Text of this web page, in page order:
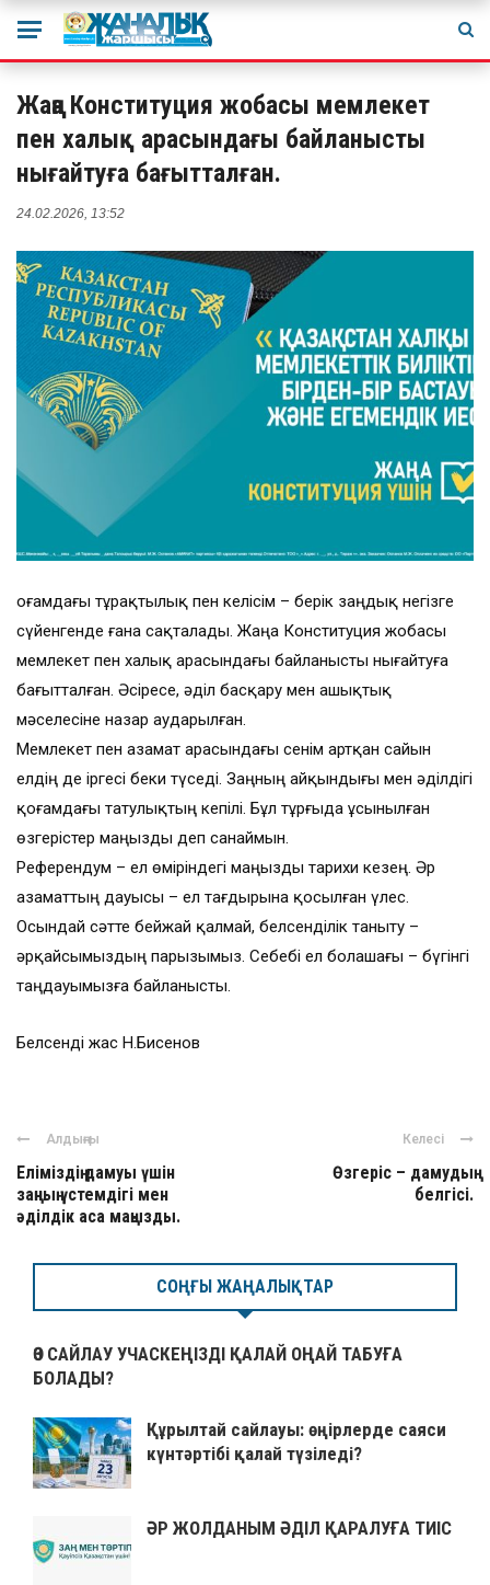
Жаңа Конституция жобасы мемлекет
пен халық арасындағы байланысты
нығайтуға бағытталған.
24.02.2026, 13:52
Қоғамдағы тұрақтылық пен келісім – берік заңдық негізге
сүйенгенде ғана сақталады. Жаңа Конституция жобасы
мемлекет пен халық арасындағы байланысты нығайтуға
бағытталған. Әсіресе, әділ басқару мен ашықтық
мәселесіне назар аударылған.
Мемлекет пен азамат арасындағы сенім артқан сайын
елдің де іргесі беки түседі. Заңның айқындығы мен әділдігі
қоғамдағы татулықтың кепілі. Бұл тұрғыда ұсынылған
өзгерістер маңызды деп санаймын.
Референдум – ел өміріндегі маңызды тарихи кезең. Әр
азаматтың дауысы – ел тағдырына қосылған үлес.
Осындай сәтте бейжай қалмай, белсенділік таныту –
әрқайсымыздың парызымыз. Себебі ел болашағы – бүгінгі
таңдауымызға байланысты.
Белсенді жас Н.Бисенов
Алдыңғы
Еліміздің дамуы үшін
заңның үстемдігі мен
әділдік аса маңызды.
Келесі
Өзгеріс – дамудың
белгісі.
СОҢҒЫ ЖАҢАЛЫҚТАР
ӨЗ САЙЛАУ УЧАСКЕҢІЗДІ ҚАЛАЙ ОҢАЙ ТАБУҒА
БОЛАДЫ?
Құрылтай сайлауы: өңірлерде саяси
күнтәртібі қалай түзіледі?
ӘР ЖОЛДАНЫМ ӘДІЛ ҚАРАЛУҒА ТИІС